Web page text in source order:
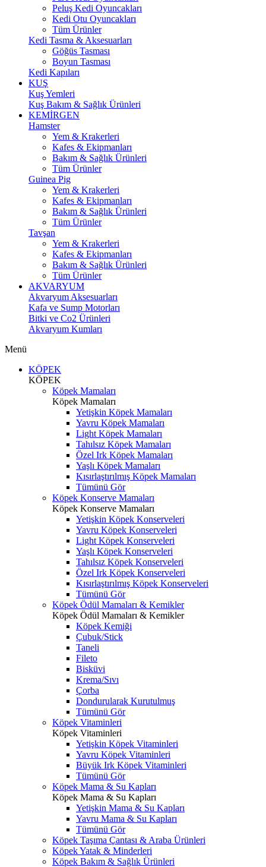
Peluş Kedi Oyuncakları
Kedi Otu Oyuncakları
Tüm Ürünler
Kedi Tasma & Aksesuarları
Göğüs Tasması
Boyun Tasması
Kedi Kapıları
KUŞ
Kuş Yemleri
Kuş Bakım & Sağlık Ürünleri
KEMİRGEN
Hamster
Yem & Krakerleri
Kafes & Ekipmanları
Bakım & Sağlık Ürünleri
Tüm Ürünler
Guinea Pig
Yem & Krakerleri
Kafes & Ekipmanları
Bakım & Sağlık Ürünleri
Tüm Ürünler
Tavşan
Yem & Krakerleri
Kafes & Ekipmanları
Bakım & Sağlık Ürünleri
Tüm Ürünler
AKVARYUM
Akvaryum Aksesuarları
Kafa ve Sump Motorları
Bitki ve Co2 Ürünleri
Akvaryum Kumları
Menü
KÖPEK
KÖPEK
Köpek Mamaları
Köpek Mamaları
Yetişkin Köpek Mamaları
Yavru Köpek Mamaları
Light Köpek Mamaları
Tahılsız Köpek Mamaları
Özel Irk Köpek Mamaları
Yaşlı Köpek Mamaları
Kısırlaştırılmış Köpek Mamaları
Tümünü Gör
Köpek Konserve Mamaları
Köpek Konserve Mamaları
Yetişkin Köpek Konserveleri
Yavru Köpek Konserveleri
Light Köpek Konserveleri
Yaşlı Köpek Konserveleri
Tahılsız Köpek Konserveleri
Özel Irk Köpek Konserveleri
Kısırlaştırılmış Köpek Konserveleri
Tümünü Gör
Köpek Ödül Mamaları & Kemikler
Köpek Ödül Mamaları & Kemikler
Köpek Kemiği
Çubuk/Stick
Taneli
Fileto
Bisküvi
Krema/Sıvı
Çorba
Dondurularak Kurutulmuş
Tümünü Gör
Köpek Vitaminleri
Köpek Vitaminleri
Yetişkin Köpek Vitaminleri
Yavru Köpek Vitaminleri
Büyük Irk Köpek Vitaminleri
Tümünü Gör
Köpek Mama & Su Kapları
Köpek Mama & Su Kapları
Yetişkin Mama & Su Kapları
Yavru Mama & Su Kapları
Tümünü Gör
Köpek Taşıma Çantası & Araba Ürünleri
Köpek Yatak & Minderleri
Köpek Bakım & Sağlık Ürünleri